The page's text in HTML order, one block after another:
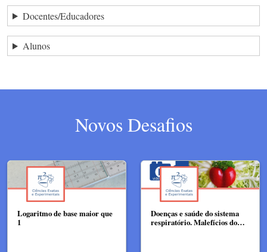
Docentes/Educadores
Alunos
Novos Desafios
Logaritmo de base maior que
1
Doenças e saúde do sistema
respiratório. Malefícios do…